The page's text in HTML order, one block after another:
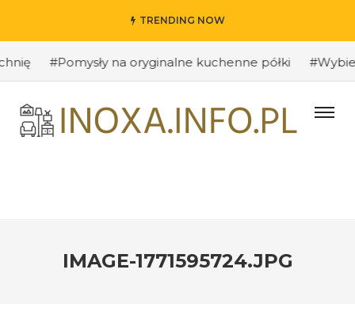
TRENDING NOW
#Pomysły na oryginalne kuchenne półki
IMAGE-1771595724.JPG